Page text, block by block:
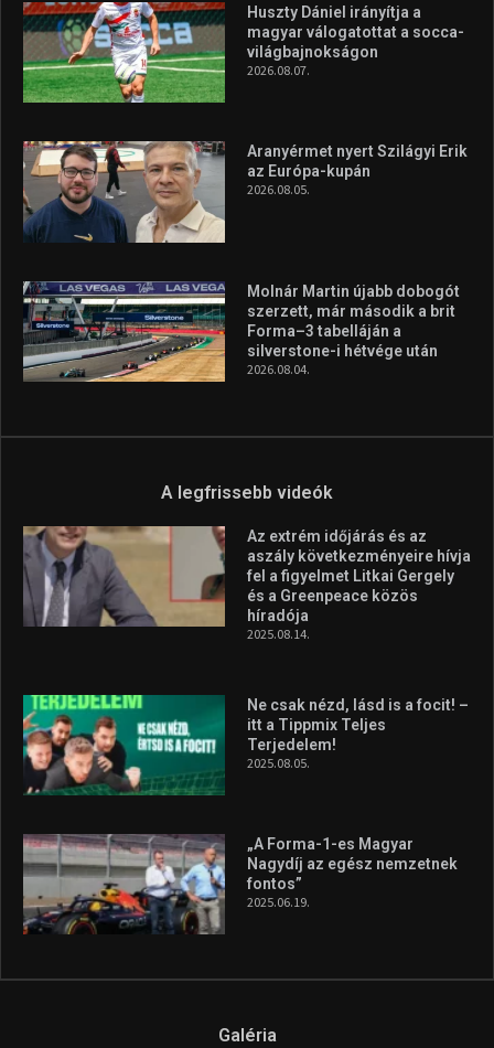
Huszty Dániel irányítja a
magyar válogatottat a socca-
világbajnokságon
2026.08.07.
Aranyérmet nyert Szilágyi Erik
az Európa-kupán
2026.08.05.
Molnár Martin újabb dobogót
szerzett, már második a brit
Forma–3 tabelláján a
silverstone-i hétvége után
2026.08.04.
A legfrissebb videók
Az extrém időjárás és az
aszály következményeire hívja
fel a figyelmet Litkai Gergely
és a Greenpeace közös
híradója
2025.08.14.
Ne csak nézd, lásd is a focit! –
itt a Tippmix Teljes
Terjedelem!
2025.08.05.
„A Forma-1-es Magyar
Nagydíj az egész nemzetnek
fontos”
2025.06.19.
Galéria